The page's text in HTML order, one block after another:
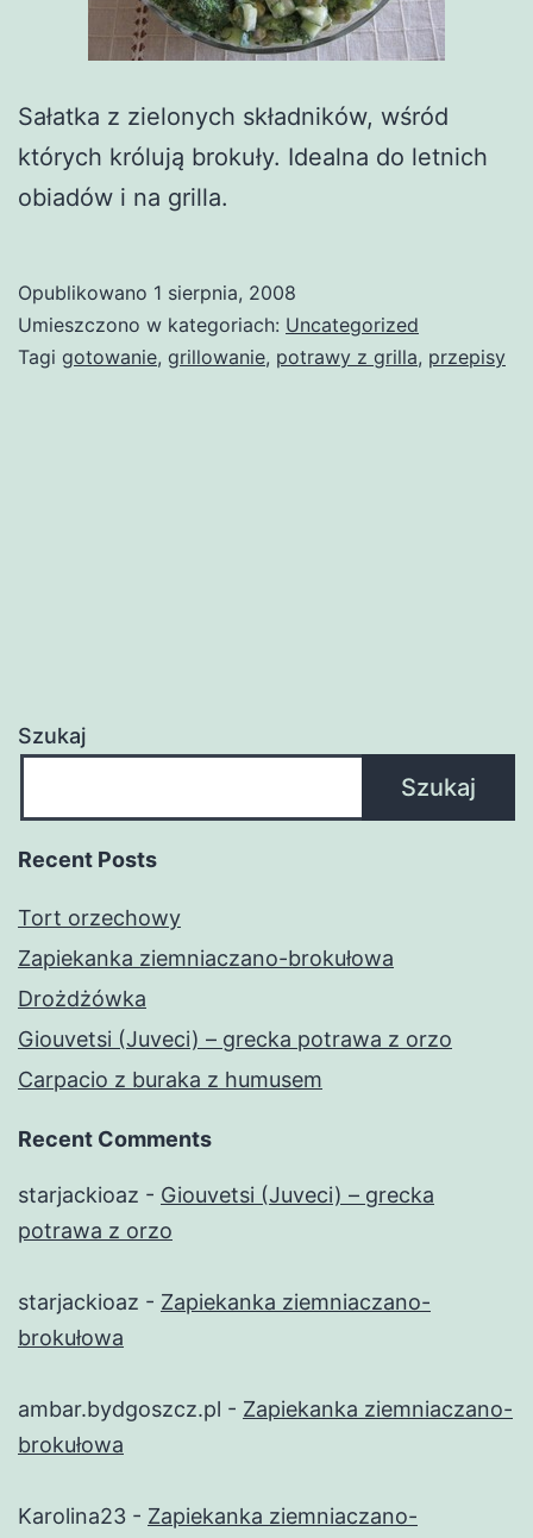
Sałatka z zielonych składników, wśród
których królują brokuły. Idealna do letnich
obiadów i na grilla.
Opublikowano 1 sierpnia, 2008
Umieszczono w kategoriach: Uncategorized
Tagi gotowanie, grillowanie, potrawy z grilla, przepisy
Szukaj
Szukaj
Recent Posts
Tort orzechowy
Zapiekanka ziemniaczano-brokułowa
Drożdżówka
Giouvetsi (Juveci) – grecka potrawa z orzo
Carpacio z buraka z humusem
Recent Comments
starjackioaz - Giouvetsi (Juveci) – grecka
potrawa z orzo
starjackioaz - Zapiekanka ziemniaczano-
brokułowa
ambar.bydgoszcz.pl - Zapiekanka ziemniaczano-
brokułowa
Karolina23 - Zapiekanka ziemniaczano-